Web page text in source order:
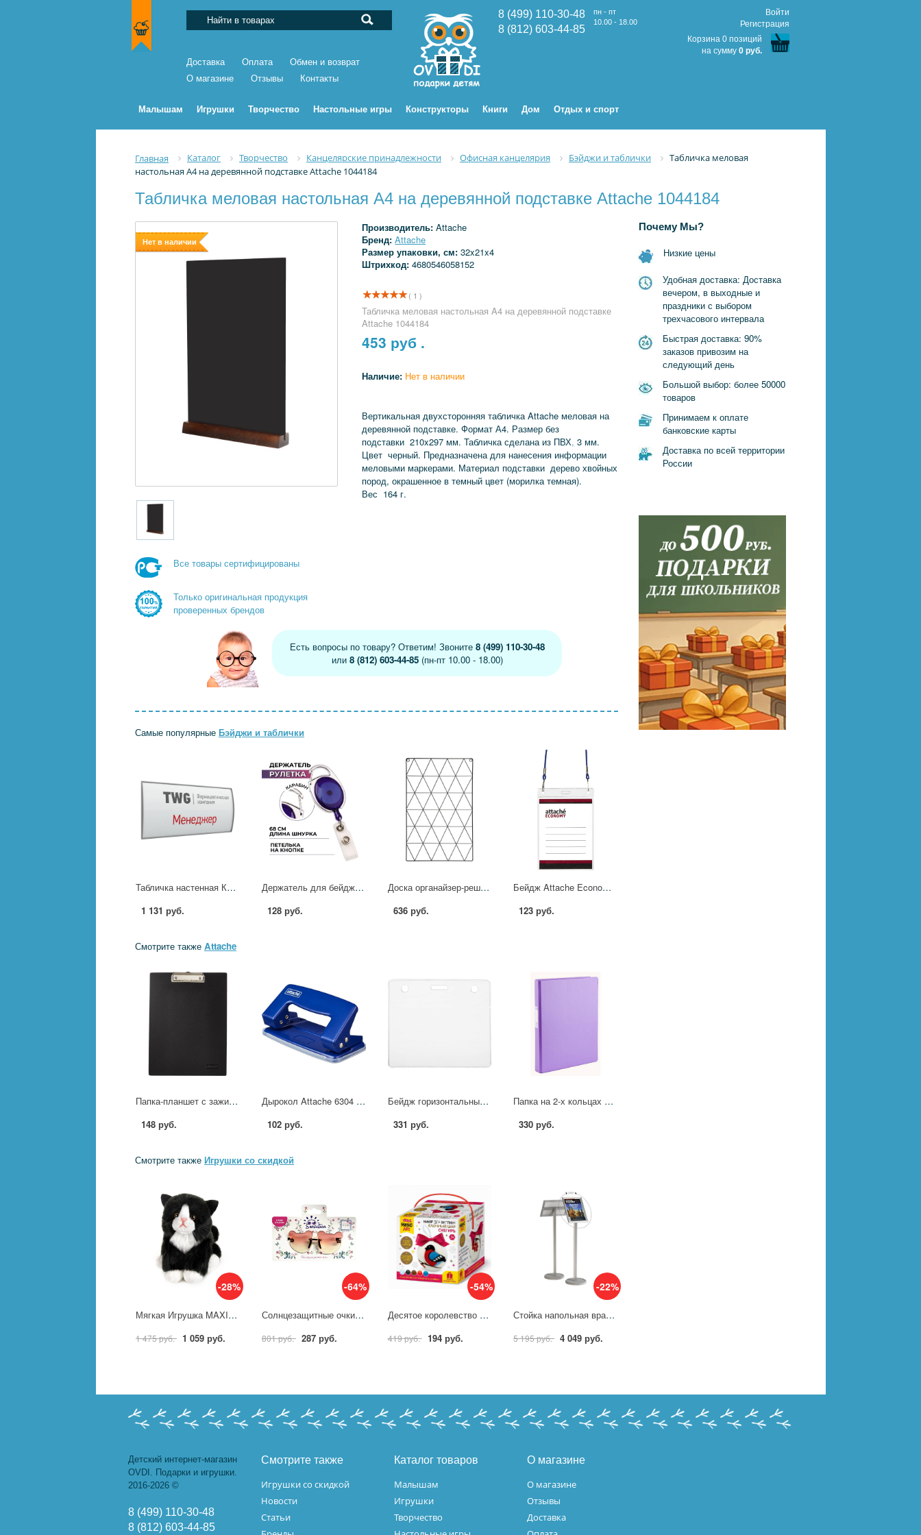
Доставка Оплата
Обмен и возврат
О магазине
Отзывы Контакты
8 (499) 110-30-48
пн - пт
10.00 - 18.00
8 (812) 603-44-85
Войти
Регистрация
Корзина 0 позиций
на сумму 0 руб.
Малышам Игрушки Творчество Настольные игры Конструкторы Книги Дом Отдых и спорт
Главная Каталог Творчество Канцелярские принадлежности Офисная канцелярия Бэйджи и таблички
Табличка меловая
настольная A4 на деревянной подставке Attache 1044184
Табличка меловая настольная A4 на деревянной подставке Attache 1044184
Нет в наличии
Все товары сертифицированы
Только оригинальная продукция
проверенных брендов
Производитель:Attache
Бренд:Attache
Размер упаковки, см:32x21x4
Штрихкод:4680546058152
( 1 )
Табличка меловая настольная A4 на деревянной подставке
Attache 1044184
453 руб .
Наличие: Нет в наличии
Вертикальная двухсторонняя табличка Attache меловая на
деревянной подставке. Формат А4. Размер без
подставки 210x297 мм. Табличка сделана из ПВХ, 3 мм.
Цвет черный. Предназначена для нанесения информации
меловыми маркерами. Материал подставки дерево хвойных
пород, окрашенное в темный цвет (морилка темная).
Вес 164 г.
Есть вопросы по товару? Ответим! Звоните 8 (499) 110-30-48
или 8 (812) 603-44-85(пн-пт 10.00 - 18.00)
Самые популярные Бэйджи и таблички
Табличка настенная Комус 150х300мм на скотче однос 1044193
1 131 руб.
Держатель для бейджа Комус с рулеткой синий (без бейджа) 1шт 169398
128 руб.
Доска органайзер-решетка Attache 36x55см черная, 3 зажима в наб 1847627
636 руб.
Бейдж Attache Economy 138x96 150мкм,шнур.2заж 45см син,вклад. 120x90 5шт/уп 1658139
123 руб.
Смотрите также Attache
Папка-планшет с зажимом Attache A4 пластиковая черная 198685
148 руб.
Дырокол Attache 6304 до 10 листов синий 159010
102 руб.
Бейдж горизонтальный без держателя 93х78(86х56) 10шт/уп 150мкм 36PHR Attache Economy 1345349
331 руб.
Папка на 2-х кольцах Attache Selection 35 мм сиреневая до 220 листов 218609
330 руб.
Смотрите также Игрушки со скидкой
-28%
Мягкая Игрушка MAXITOYS Черно-Белый Котик 20 см MT-TS112317-20
1 475 руб. 1 059 руб.
-64%
Солнцезащитные очки д/детей Мишки, без оправы,цв.стекол розовый Lukky Т22456
801 руб. 287 руб.
-54%
Десятое королевство Набор для Валяния Елочный шар Снегирь 05455ДК
419 руб. 194 руб.
-22%
Стойка напольная вращающаяся (1230 мм) А3 Attache 1210207
5 195 руб. 4 049 руб.
Почему Мы?
Низкие цены
Удобная доставка: Доставка
вечером, в выходные и
праздники с выбором
трехчасового интервала
Быстрая доставка: 90%
заказов привозим на
следующий день
Большой выбор: более 50000
товаров
Принимаем к оплате
банковские карты
Доставка по всей территории
России
Детский интернет-магазин
OVDI. Подарки и игрушки.
2016-2026 ©
8 (499) 110-30-48
8 (812) 603-44-85
Смотрите также
Игрушки со скидкой
Новости
Статьи
Каталог товаров
Малышам
Игрушки
Творчество
О магазине
О магазине
Отзывы
Доставка